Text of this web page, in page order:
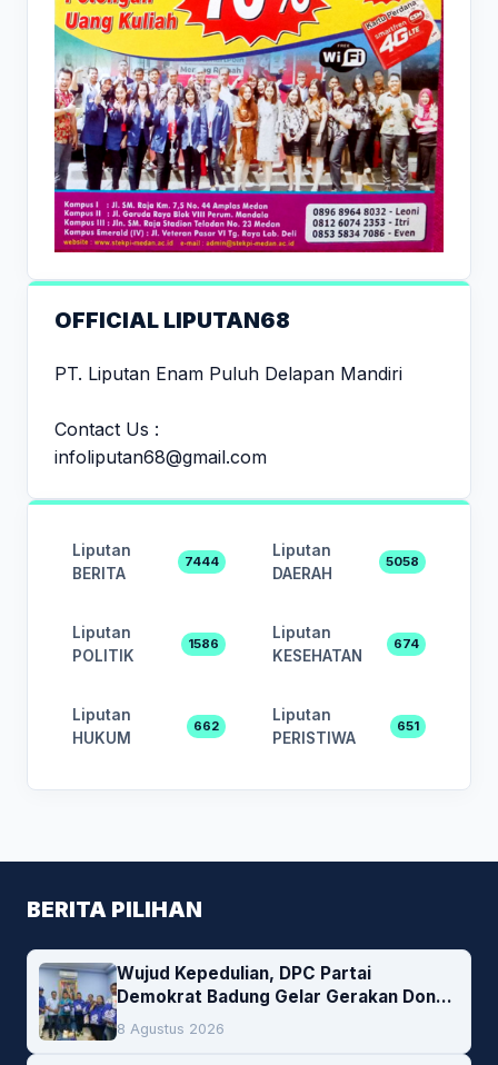
OFFICIAL LIPUTAN68
PT. Liputan Enam Puluh Delapan Mandiri
Contact Us :
infoliputan68@gmail.com
Liputan
BERITA
7444
Liputan
DAERAH
5058
Liputan
POLITIK
1586
Liputan
KESEHATAN
674
Liputan
HUKUM
662
Liputan
PERISTIWA
651
BERITA PILIHAN
Wujud Kepedulian, DPC Partai
Demokrat Badung Gelar Gerakan Donor
Darah
8 Agustus 2026